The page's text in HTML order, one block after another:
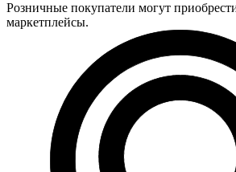
Розничные покупатели могут
маркетплейсы.